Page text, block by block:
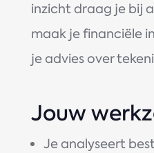
inzicht draag je bij
maak je financiële
je advies over
Jouw
Je analyseert